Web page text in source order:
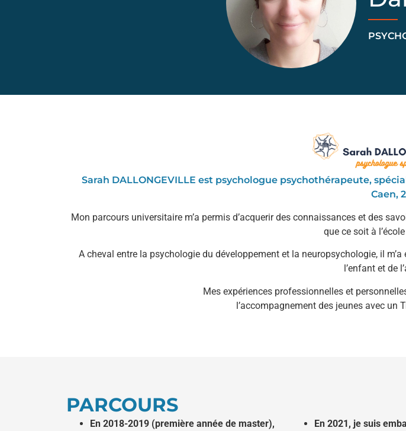
Sarah DALLONGEVILLE est psychologue psychothérapeute,
Caen,
Mon parcours universitaire m’a permis d’acquerir des connaissances et des
que ce soit à
A cheval entre la psychologie du développement et la neuropsychologie, il
l’enfant et de
Mes expériences professionnelles et
l’accompagnement des jeunes avec un
PARCOURS
En 2018-2019 (première année de master),
En 2021, je suis